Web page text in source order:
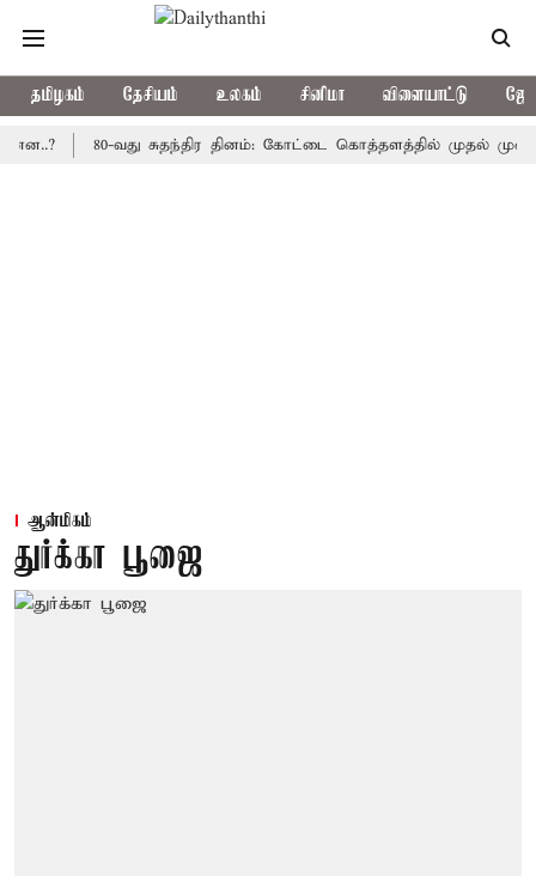
தமிழகம் தேசியம் உலகம் சினிமா விளையாட்டு
80-வது சுதந்திர தினம்: கோட்டை கொத்தளத்தில் முதல் முறையாக
ஆன்மிகம்
துர்க்கா பூஜை